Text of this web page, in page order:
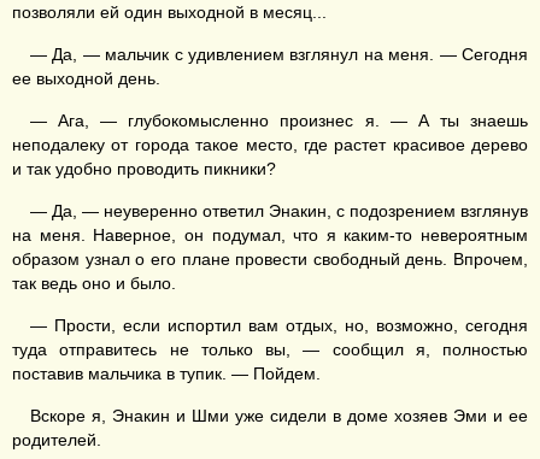
позволяли ей один выходной в месяц...
— Да, — мальчик с удивлением взглянул на меня. — Сегодня
ее выходной день.
— Ага, — глубокомысленно произнес я. — А ты знаешь
неподалеку от города такое место, где растет красивое дерево
и так удобно проводить пикники?
— Да, — неуверенно ответил Энакин, с подозрением взглянув
на меня. Наверное, он подумал, что я каким-то невероятным
образом узнал о его плане провести свободный день. Впрочем,
так ведь оно и было.
— Прости, если испортил вам отдых, но, возможно, сегодня
туда отправитесь не только вы, — сообщил я, полностью
поставив мальчика в тупик. — Пойдем.
Вскоре я, Энакин и Шми уже сидели в доме хозяев Эми и ее
родителей.